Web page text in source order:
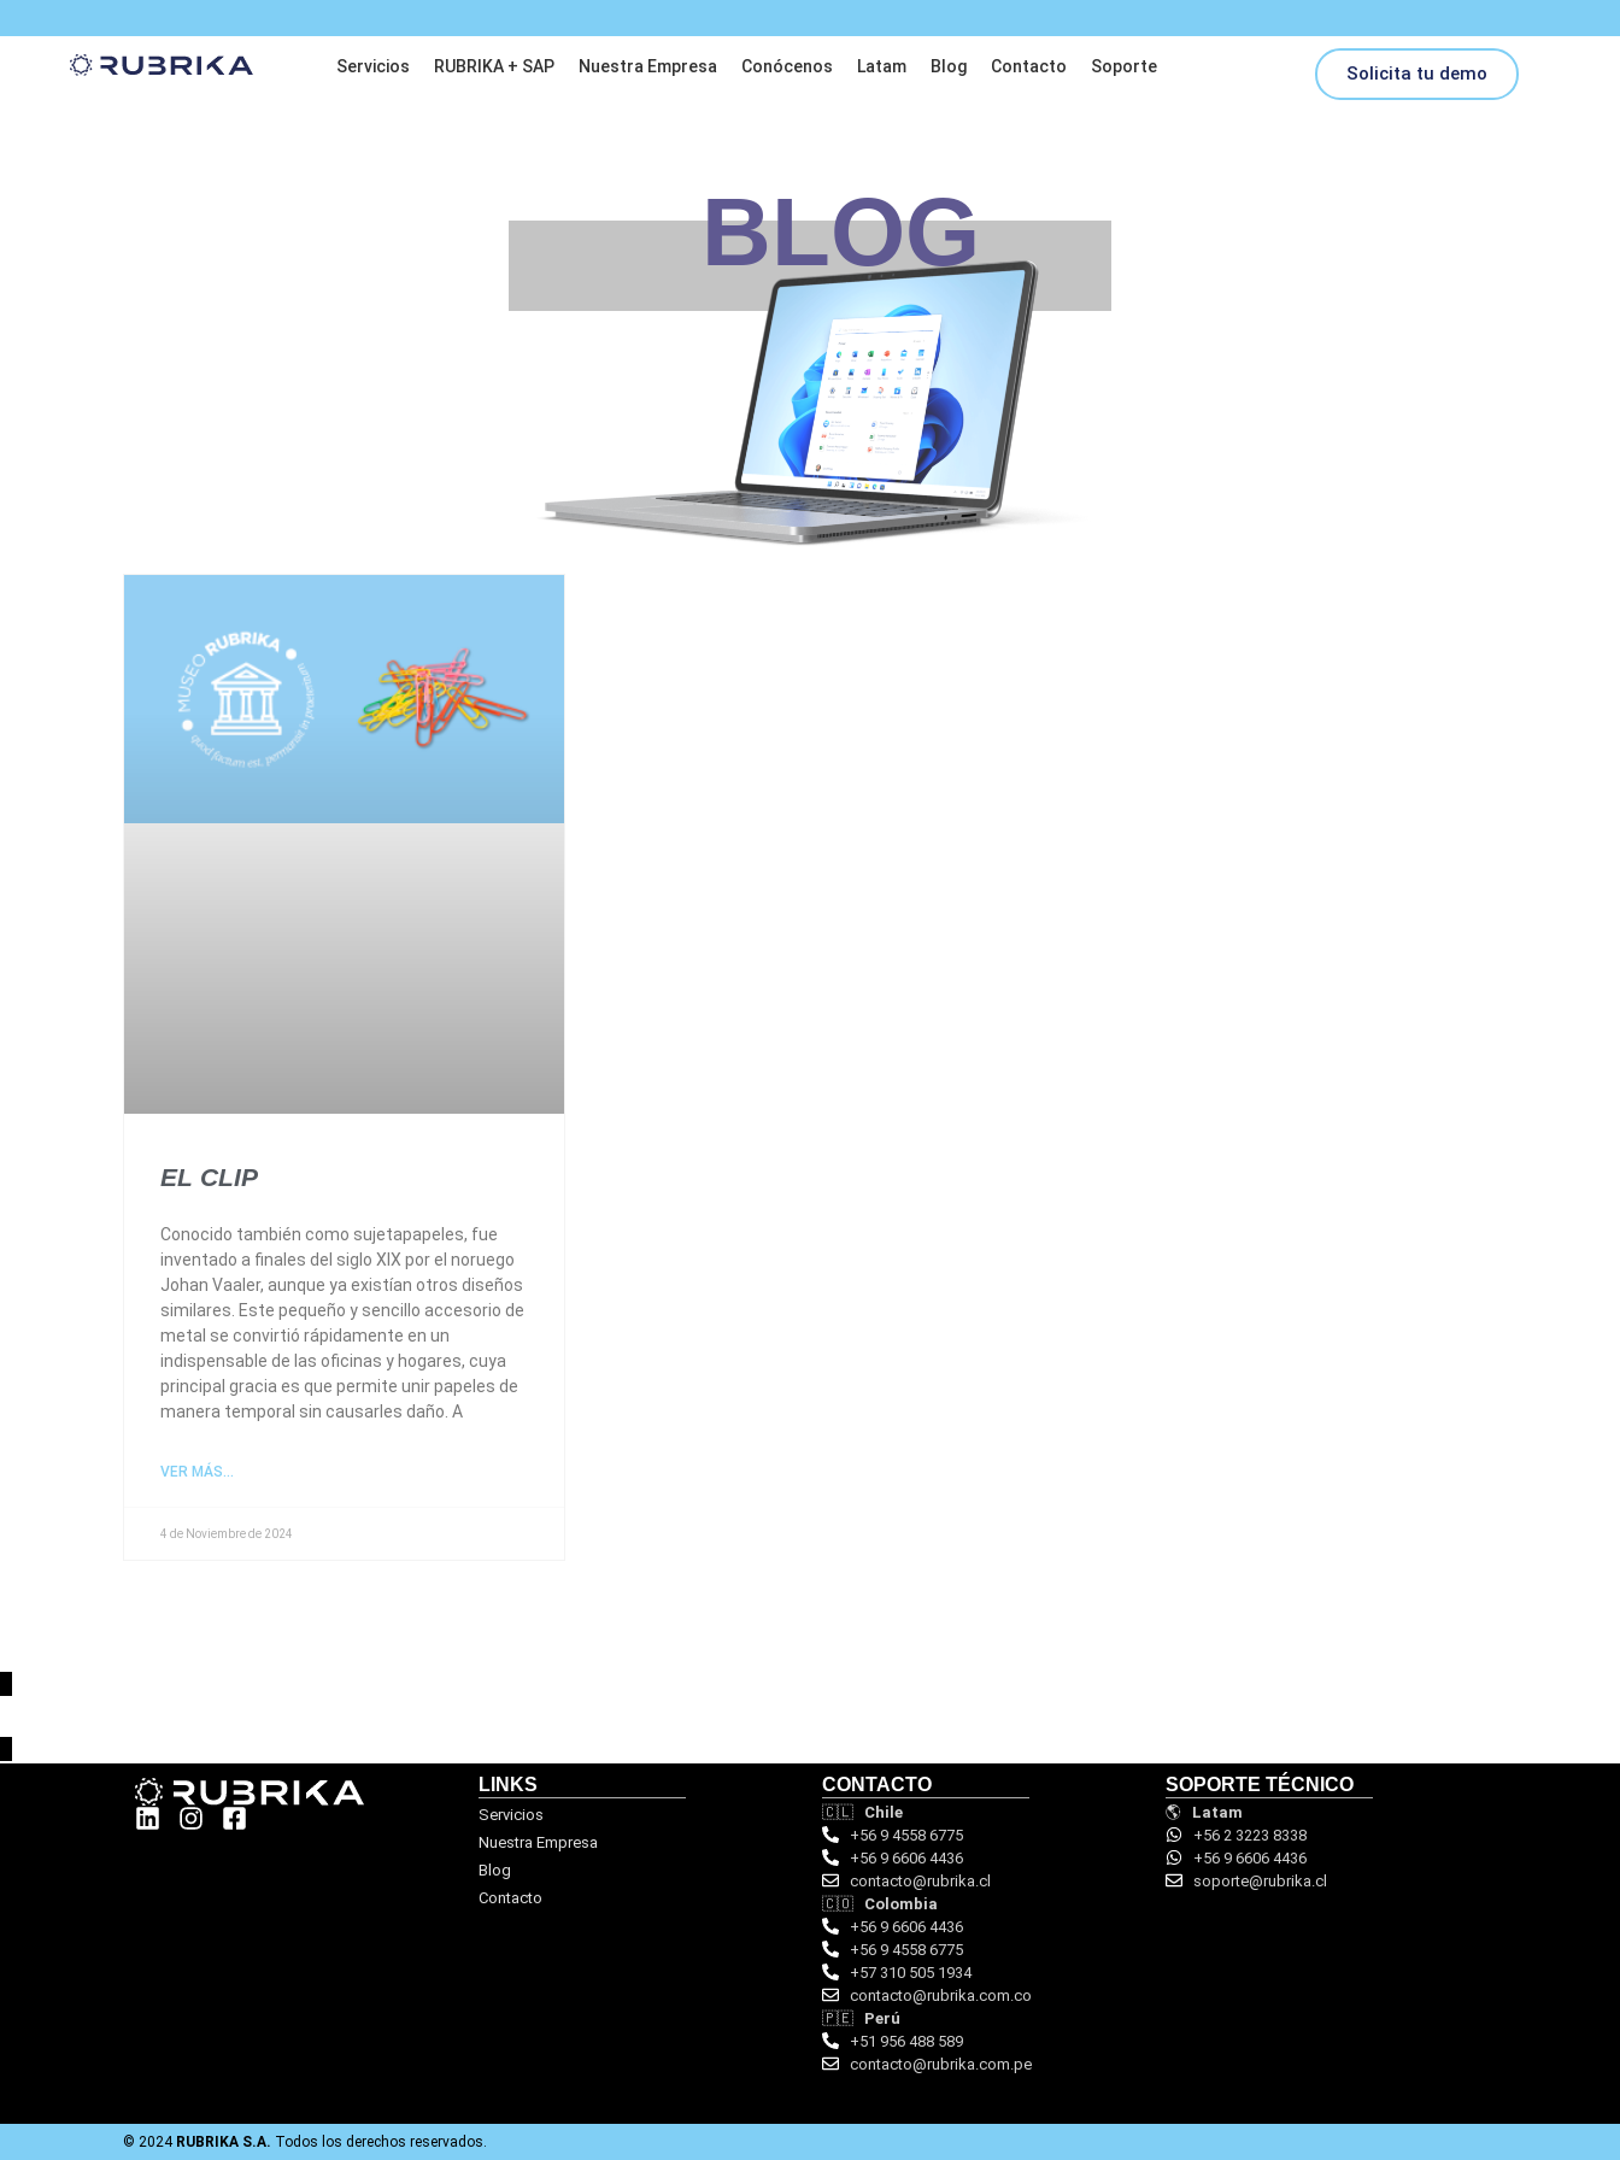
Servicios RUBRIKA + SAP Nuestra Empresa Conócenos Latam Blog Contacto Soporte Solicita tu demo
BLOG
EL CLIP
Conocido también como sujetapapeles, fue
inventado a finales del siglo XIX por el noruego
Johan Vaaler, aunque ya existían otros diseños
similares. Este pequeño y sencillo accesorio de
metal se convirtió rápidamente en un
indispensable de las oficinas y hogares, cuya
principal gracia es que permite unir papeles de
manera temporal sin causarles daño. A
VER MÁS...
4 de Noviembre de 2024
LINKS
Servicios
Nuestra Empresa
Blog
Contacto
CONTACTO
🇨🇱 Chile
+56 9 4558 6775
+56 9 6606 4436
contacto@rubrika.cl
🇨🇴 Colombia
+56 9 6606 4436
+56 9 4558 6775
‪+57 310 505 1934‬
contacto@rubrika.com.co
🇵🇪 Perú
+51 956 488 589
contacto@rubrika.com.pe
SOPORTE TÉCNICO
🌎 Latam
+56 2 3223 8338
+56 9 6606 4436
soporte@rubrika.cl
© 2024 RUBRIKA S.A. Todos los derechos reservados.